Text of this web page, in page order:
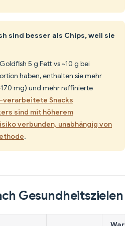
sind besser als Chips, weil sie
5 g Fett vs ~10 g bei
haben, enthalten sie mehr
mg) und mehr raffinierte
verarbeitete Snacks
sind mit höherem
verbunden, unabhängig von
.
Gesundheitszielen